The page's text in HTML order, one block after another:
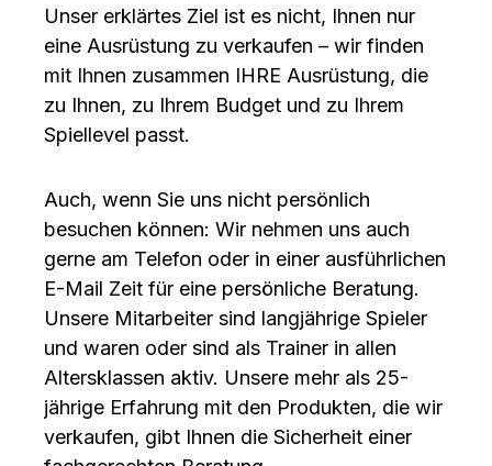
Unser erklärtes Ziel ist es nicht, Ihnen nur
eine Ausrüstung zu verkaufen – wir finden
mit Ihnen zusammen IHRE Ausrüstung, die
zu Ihnen, zu Ihrem Budget und zu Ihrem
Spiellevel passt.
Auch, wenn Sie uns nicht persönlich
besuchen können: Wir nehmen uns auch
gerne am Telefon oder in einer ausführlichen
E-Mail Zeit für eine persönliche Beratung.
Unsere Mitarbeiter sind langjährige Spieler
und waren oder sind als Trainer in allen
Altersklassen aktiv. Unsere mehr als 25-
jährige Erfahrung mit den Produkten, die wir
verkaufen, gibt Ihnen die Sicherheit einer